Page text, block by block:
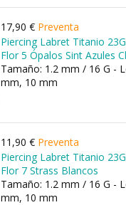
17,90 € Preventa
Piercing Labret Titanio
Flor 5 Ópalos Sint Azules
Tamaño: 1.2 mm / 16 G -
mm, 10 mm
11,90 € Preventa
Piercing Labret Titanio
Flor 7 Strass Blancos
Tamaño: 1.2 mm / 16 G -
mm, 10 mm